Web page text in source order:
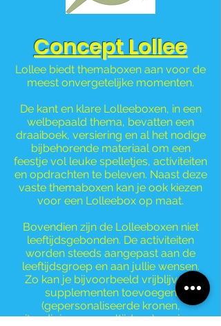
Concept Lollee
Lollee biedt themaboxen aan voor de
meest onvergetelijke momenten.
De kant en klare Lolleeboxen, in een
welbepaald thema, bevatten een
draaiboek, versiering en al het nodige
bijbehorende materiaal om een
feestje vol leuke spelletjes, activiteiten
en opdrachten te beleven. Naast deze
vaste themaboxen kan je ook kiezen
voor een Lolleebox op maat.
Bovendien zijn de Lolleeboxen niet
leeftijdsgebonden. De activiteiten
worden steeds aangepast aan de
leeftijdsgroep en aan jullie wensen.
Zo kan je bijvoorbeeld vrijblijvend
supplementen toevoegen
(gepersonaliseerde kronen,
uitnodigingen, maaltijden...) om jouw